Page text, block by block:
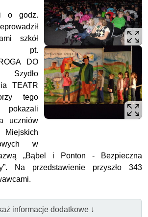
o godz.
szkół
pt.
DO
Szydło
TEATR
tego
uczniów
w
„Bąbel i Ponton - Bezpieczna
Na przedstawienie przyszło 343
informacje dodatkowe ↓